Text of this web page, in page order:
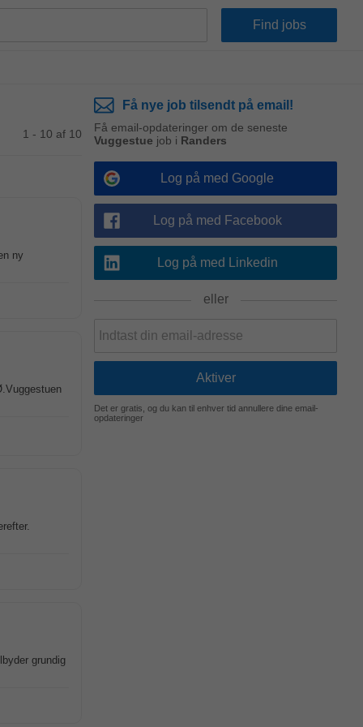
1 - 10 af 10
ny
grundig
Få nye job tilsendt på email!
Få email-opdateringer om de seneste
Vuggestue job i Randers
Log på med Google
Log på med Facebook
Log på med Linkedin
eller
Det er gratis, og du kan til enhver tid annullere dine email-
opdateringer